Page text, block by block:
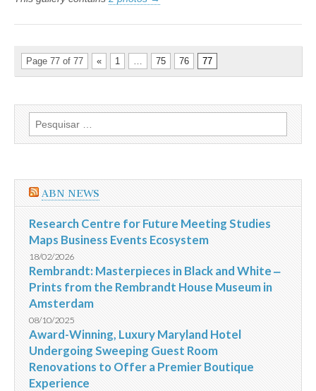
Page 77 of 77 « 1 75 76 77
Pesquisar
por:
ABN NEWS
Research Centre for Future Meeting Studies
Maps Business Events Ecosystem
18/02/2026
Rembrandt: Masterpieces in Black and White ‒
Prints from the Rembrandt House Museum in
Amsterdam
08/10/2025
Award-Winning, Luxury Maryland Hotel
Undergoing Sweeping Guest Room
Renovations to Offer a Premier Boutique
Experience